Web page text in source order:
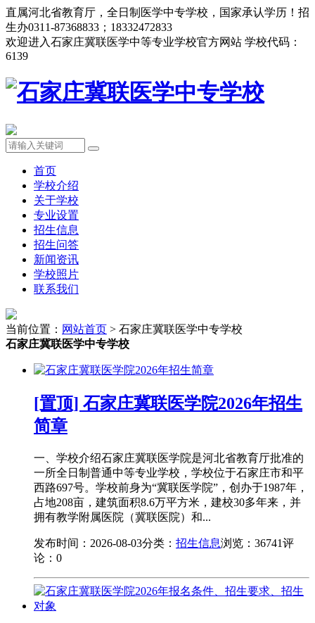
直属河北省教育厅，全日制医学中专学校，国家承认学历！招
生办0311-87368833；18332472833
欢迎进入石家庄冀联医学中等专业学校官方网站 学校代码：
6139
首页
学校介绍
关于学校
专业设置
招生信息
招生问答
新闻资讯
学校照片
联系我们
当前位置： 网站首页 > 石家庄冀联医学中专学校
石家庄冀联医学中专学校
[置顶] 石家庄冀联医学院2026年招生
简章
一、学校介绍石家庄冀联医学院是河北省教育厅批准的
一所全日制普通中等专业学校，学校位于石家庄市和平
西路697号。学校前身为“冀联医学院”，创办于1987年，
占地208亩，建筑面积8.6万平方米，建校30多年来，并
拥有教学附属医院（冀联医院）和...
发布时间：2026-08-03分类： 招生信息浏览：36741评
论：0